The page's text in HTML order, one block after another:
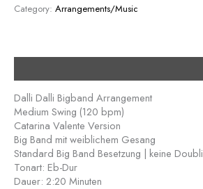
Category: Arrangements/Music
Dalli Dalli Bigband Arrangement
Medium Swing (120 bpm)
Catarina Valente Version
Big Band mit weiblichem Gesang
Standard Big Band Besetzung | keine
Tonart: Eb-Dur
Dauer: 2:20 Minuten